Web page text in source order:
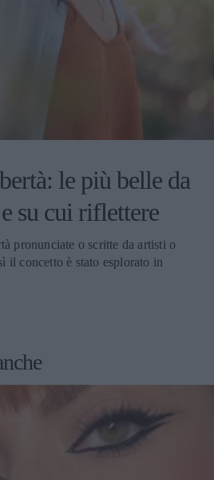
le più belle da
su cui riflettere
pronunciate o scritte da artisti o
il concetto è stato esplorato in